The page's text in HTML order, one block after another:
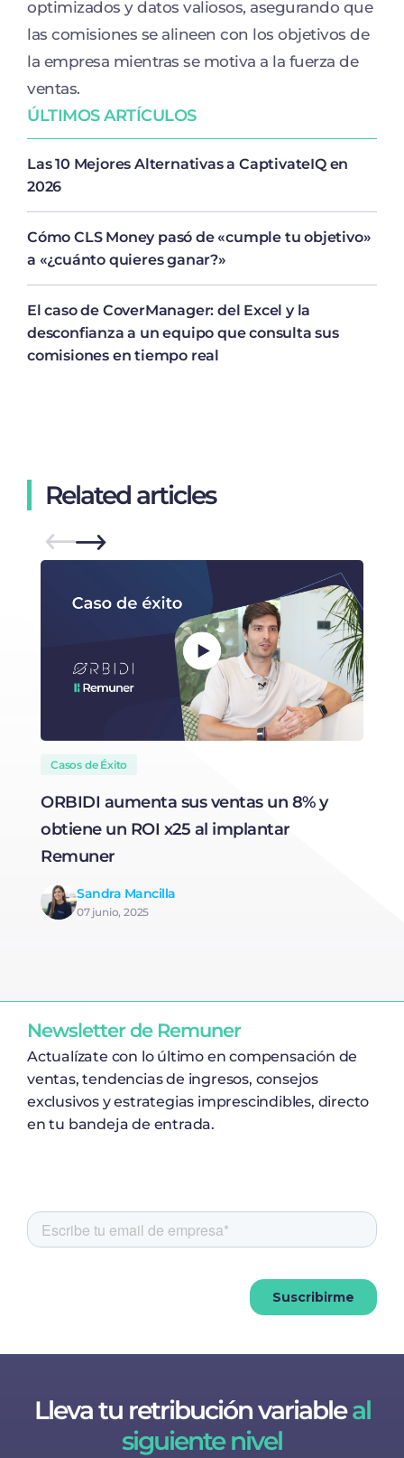
ÚLTIMOS ARTÍCULOS
Las 10 Mejores Alternativas a CaptivateIQ en
2026
Cómo CLS Money pasó de «cumple tu objetivo»
a «¿cuánto quieres ganar?»
El caso de CoverManager: del Excel y la
desconfianza a un equipo que consulta sus
comisiones en tiempo real
optimizados y datos valiosos, asegurando que
las comisiones se alineen con los objetivos de
la empresa mientras se motiva a la fuerza de
ventas.
Related articles
Casos de Éxito
ORBIDI aumenta sus ventas un 8% y
obtiene un ROI x25 al implantar
Remuner
Sandra Mancilla
07 junio, 2025
Newsletter de Remuner
Actualízate con lo último en compensación de
ventas, tendencias de ingresos, consejos
exclusivos y estrategias imprescindibles, directo
en tu bandeja de entrada.
Lleva tu retribución variableal
siguiente nivel